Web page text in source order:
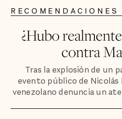
RECOMENDACIONES
¿Hubo
contra
Tras la explosión de un
evento público de Nicolás
venezolano denuncia un